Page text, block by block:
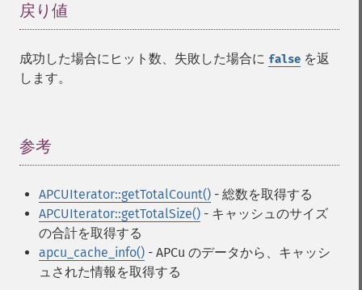
戻り値
成功した場合にヒット数、失敗した場合に false を返
します。
参考
APCUIterator::getTotalCount() - 総数を取得する
APCUIterator::getTotalSize() - キャッシュのサイズ
の合計を取得する
apcu_cache_info() - APCu のデータから、キャッシ
ュされた情報を取得する